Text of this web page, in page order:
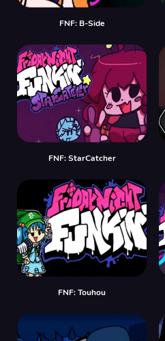
FNF: B-Side
FNF: StarCatcher
FNF: Touhou